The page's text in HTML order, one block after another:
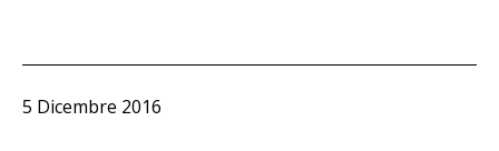
Pubblicato
5 Dicembre 2016